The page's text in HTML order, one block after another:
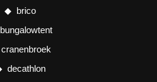
brico
bungalowtent
cranenbroek
decathlon